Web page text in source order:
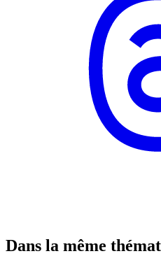
Dans la même